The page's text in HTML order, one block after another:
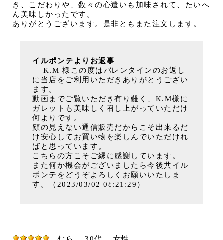
き、こだわりや、数々の心遣いも加味されて、たいへ
ん美味しかったです。
ありがとうございます。是非ともまた注文します。
イルポンテよりお返事
K.M 様この度はバレンタインのお返し
に当店をご利用いただきありがとうござい
ます。
動画までご覧いただき有り難く、K.M様に
ガレットも美味しく召し上がっていただけ
何よりです。
顔の見えない通信販売だからこそ出来るだ
け安心してお買い物を楽しんでいただけれ
ばと思っています。
こちらの方こそご縁に感謝しています。
また何か機会がございましたら今後共イル
ポンテをどうぞよろしくお願いいたしま
す。（2023/03/02 08:21:29）
むら 30代 女性